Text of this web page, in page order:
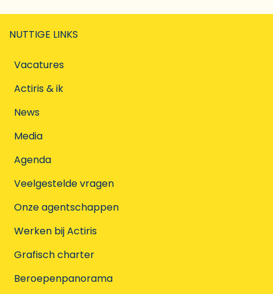
NUTTIGE LINKS
Vacatures
Actiris & ik
News
Media
Agenda
Veelgestelde vragen
Onze agentschappen
Werken bij Actiris
Grafisch charter
Beroepenpanorama